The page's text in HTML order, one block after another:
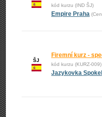
kód kurzu (IND ŠJ)
Empire Praha
ŠJ
Firemní kurz -
kód kurzu (KURZ-009)
Jazykovka